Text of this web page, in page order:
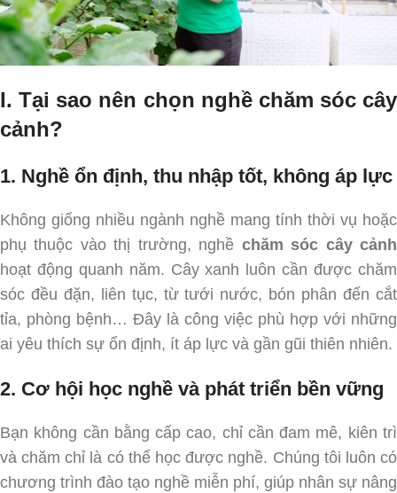
I. Tại sao nên chọn nghề chăm sóc cây
cảnh?
1. Nghề ổn định, thu nhập tốt, không áp lực
Không giống nhiều ngành nghề mang tính thời vụ hoặc
phụ thuộc vào thị trường, nghề chăm sóc cây cảnh
hoạt động quanh năm. Cây xanh luôn cần được chăm
sóc đều đặn, liên tục, từ tưới nước, bón phân đến cắt
tỉa, phòng bệnh… Đây là công việc phù hợp với những
ai yêu thích sự ổn định, ít áp lực và gần gũi thiên nhiên.
2. Cơ hội học nghề và phát triển bền vững
Bạn không cần bằng cấp cao, chỉ cần đam mê, kiên trì
và chăm chỉ là có thể học được nghề. Chúng tôi luôn có
chương trình đào tạo nghề miễn phí, giúp nhân sự nâng